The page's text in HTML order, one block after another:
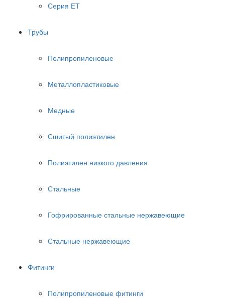
Серия ЕТ
Трубы
Полипропиленовые
Металлопластиковые
Медные
Сшитый полиэтилен
Полиэтилен низкого давления
Стальные
Гофрированные стальные нержавеющие
Стальные нержавеющие
Фитинги
Полипропиленовые фитинги